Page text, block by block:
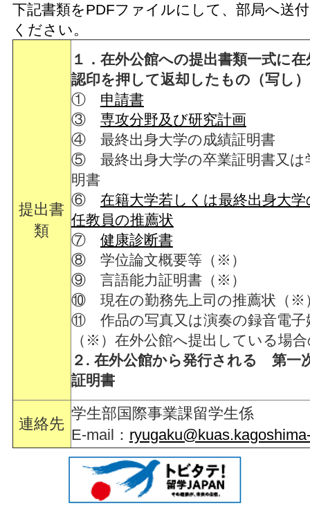
下記書類をPDFファイルにして、部局へ送
ください。
提出書
類
１．在外公館への提出書類一式に
認印を押して返却したもの（写し）
① 申請書
③ 専攻分野及び研究計画
④ 最終出身大学の成績証明書
⑤ 最終出身大学の卒業証明書又は
明書
⑥ 在籍大学若しくは最終出身大
任教員の推薦状
⑦ 健康診断書
⑧ 学位論文概要等（※）
⑨ 言語能力証明書（※）
⑩ 現在の勤務先上司の推薦状（※
⑪ 作品の写真又は演奏の録音電
（※）在外公館へ提出している場
２. 在外公館から発行される 第一
証明書
連絡先
学生部国際事業課留学生係
E-mail：